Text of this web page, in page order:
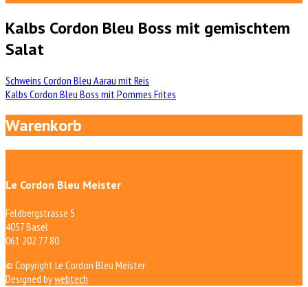
Kalbs Cordon Bleu Boss mit gemischtem
Salat
Beitrags-
Navigation
Schweins Cordon Bleu Aarau mit Reis
Kalbs Cordon Bleu Boss mit Pommes Frites
Warenkorb
Le Cordon Bleu Meister
Feldbergstrasse 5
4057 Basel
061 202 77 80
© Copyright Le Cordon Bleu Meister
Designed bywebtech